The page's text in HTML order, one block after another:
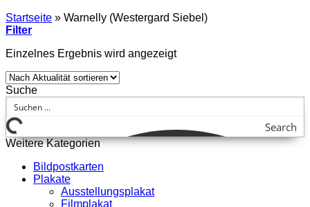
Startseite » Warnelly (Westergard Siebel)
Filter
Einzelnes Ergebnis wird angezeigt
Suche
Search
Weitere Kategorien
Bildpostkarten
Plakate
Ausstellungsplakat
Filmplakat